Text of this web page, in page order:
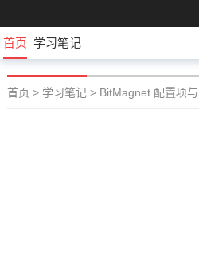
首页 学习笔记
首页 > 学习笔记 > BitMagnet 配置项